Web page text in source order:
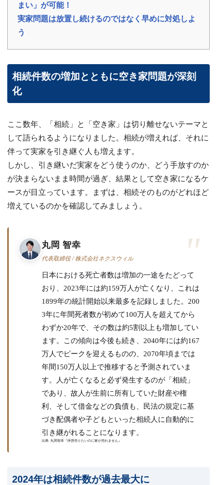
ビ
ュ
ー
あ
る
ご
問
買
税
金・
共
有
持
分
※
し
返
まい」が可能！
実家問題は放置し続けるのではなく早めに対処しよ
う
相続件数の増加とともに空き家問題が深刻
化
ここ数年、「相続」と「空き家」は切り離せないテーマと
して語られるようになりました。相続が増えれば、それに
伴って実家を引き継ぐ人も増えます。
しかし、引き継いだ実家をどう使うのか、どう手放すのか
が決まらないまま時間が過ぎ、結果として空き家になるケ
ースが目立っています。まずは、相続そのものがどれほど
増えているのかを確認してみましょう。
丸岡 智幸
代表取締役 / 株式会社ネクスウィル
日本における死亡者数は増加の一途をたどって
おり、2023年には約159万人が亡くなり、これは
1899年の統計開始以来最多を記録しました。200
3年に年間死者数が初めて100万人を超えてから
わずか20年で、その数は約5割以上も増加してい
ます。この傾向は今後も続き、2040年には約167
万人でピークを迎えるものの、2070年頃までは
年間150万人以上で推移すると予測されていま
す。人が亡くなると必ず発生するのが「相続」
であり、故人が生前に所有していた財産や権
利、そして借金などの負債も、民法の規定に基
づき配偶者や子どもといった相続人に自動的に
引き継がれることになります。
出典: 丸岡智幸『拝啓売りたいのに家が売れません』
2024年は相続件数が過去最大に